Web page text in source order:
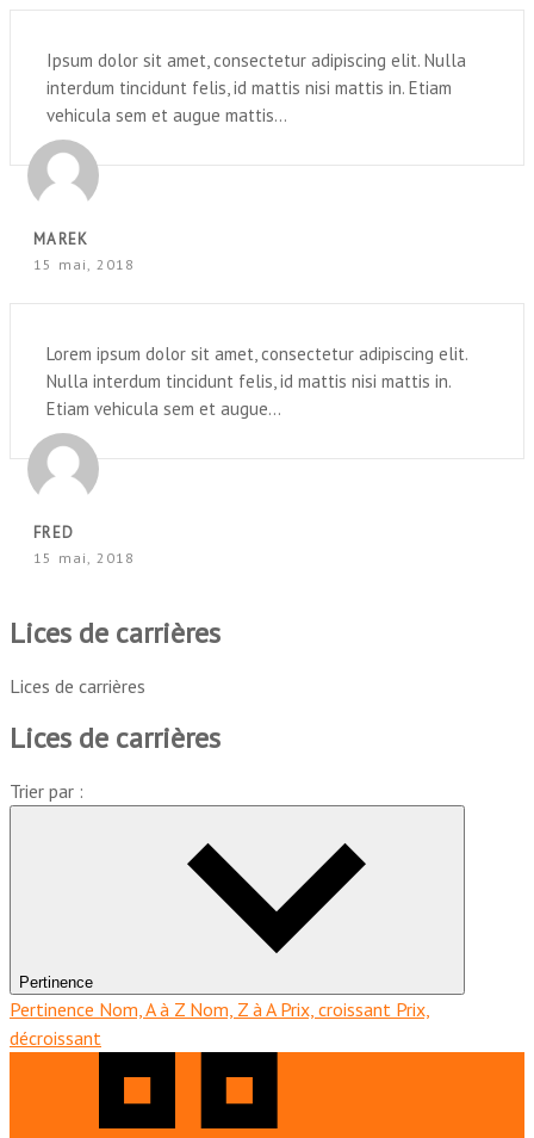
Ipsum dolor sit amet, consectetur adipiscing elit. Nulla
interdum tincidunt felis, id mattis nisi mattis in. Etiam
vehicula sem et augue mattis...
MAREK
15 mai, 2018
Lorem ipsum dolor sit amet, consectetur adipiscing elit.
Nulla interdum tincidunt felis, id mattis nisi mattis in.
Etiam vehicula sem et augue...
FRED
15 mai, 2018
Lices de carrières
Lices de carrières
Lices de carrières
Trier par :
Pertinence
Pertinence Nom, A à Z Nom, Z à A Prix, croissant Prix,
décroissant